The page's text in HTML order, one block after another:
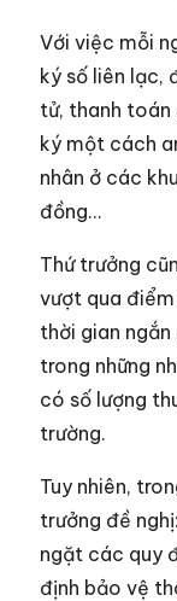
Với việc mỗi
ký số liên lạc,
tử, thanh toán
ký một cách
nhân ở các
đồng…
Thứ trưởng
vượt qua
thời gian
trong những
có số lượng
trường.
Tuy nhiên,
trưởng đề
ngặt các quy
định bảo vệ